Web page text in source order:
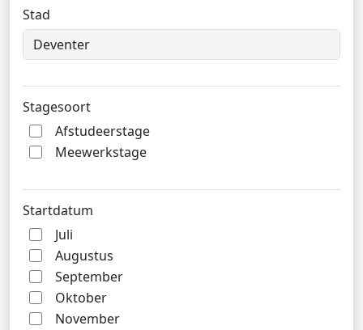
Stad
Stagesoort
Afstudeerstage
Meewerkstage
Startdatum
Juli
Augustus
September
Oktober
November